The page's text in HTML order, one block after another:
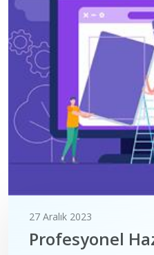
27 Aralık 2023
Profesyonel